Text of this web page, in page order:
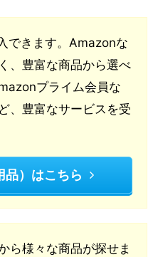
できます。Amazonな
、豊富な商品から選べ
プライム会員な
、豊富なサービスを受
）はこちら
ら様々な商品が探せま